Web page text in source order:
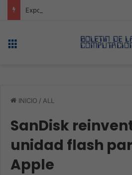
INICIO / ALL
SanDisk
unidad flash
Apple